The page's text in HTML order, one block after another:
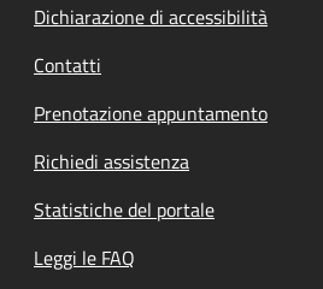
Dichiarazione di accessibilità
Contatti
Prenotazione appuntamento
Richiedi assistenza
Statistiche del portale
Leggi le FAQ